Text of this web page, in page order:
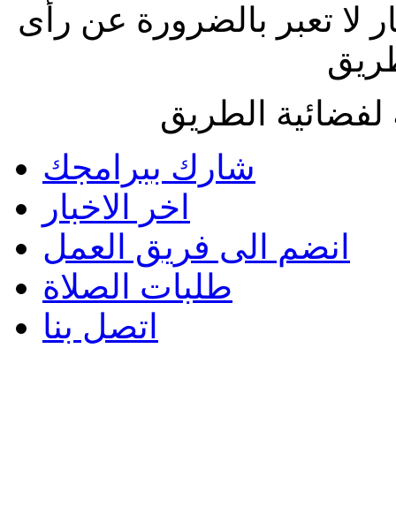
لا تعبر بالضرورة عن رأى
الطريق
شارك ببرامجك
اخر الاخبار
انضم الى فريق العمل
طلبات الصلاة
اتصل بنا